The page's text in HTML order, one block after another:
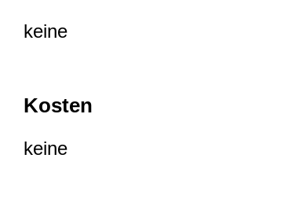
keine
Kosten
keine